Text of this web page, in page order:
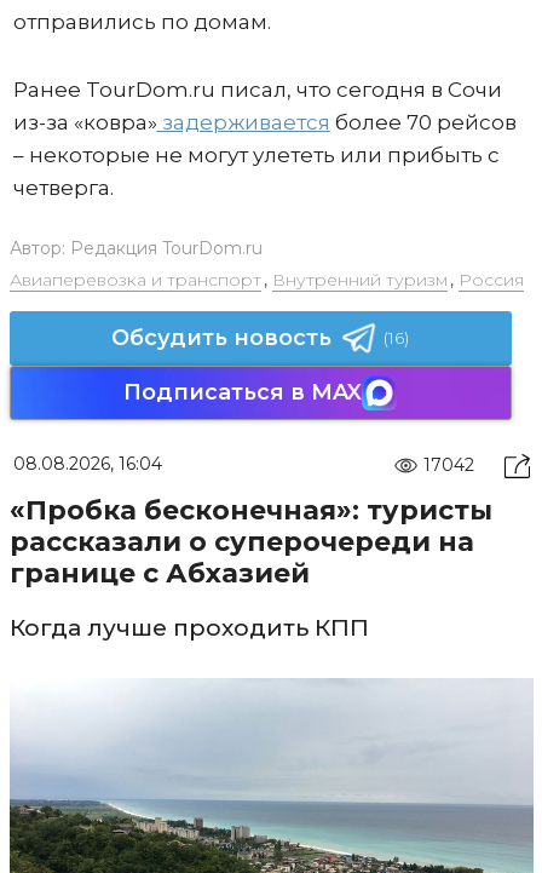
отправились по домам.
Ранее TourDom.ru писал, что сегодня в Сочи
из-за «ковра» задерживается более 70 рейсов
– некоторые не могут улететь или прибыть с
четверга.
Автор: Редакция TourDom.ru
Авиаперевозка и транспорт, Внутренний туризм , Россия
Обсудить новость (16)
Подписаться в MAX
08.08.2026, 16:04 17042
«Пробка бесконечная»: туристы
рассказали о суперочереди на
границе с Абхазией
Когда лучше проходить КПП